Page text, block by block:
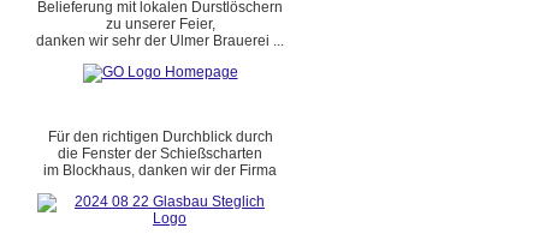
Belieferung mit lokalen Durstlöschern
zu unserer Feier,
danken wir sehr der Ulmer Brauerei ...
Für den richtigen Durchblick durch
die Fenster der Schießscharten
im Blockhaus, danken wir der Firma